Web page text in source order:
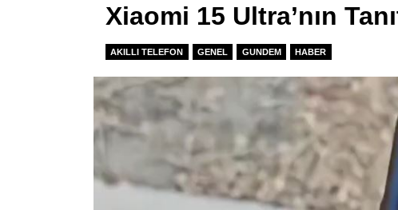
Xiaomi 15 Ultra’nın
AKILLI TELEFON GENEL GUNDEM HABER